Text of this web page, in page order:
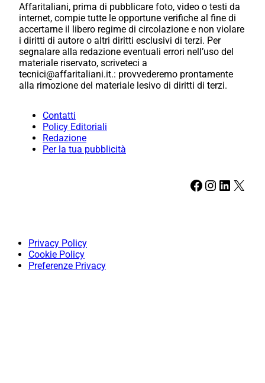
Affaritaliani, prima di pubblicare foto, video o testi da
internet, compie tutte le opportune verifiche al fine di
accertarne il libero regime di circolazione e non violare
i diritti di autore o altri diritti esclusivi di terzi. Per
segnalare alla redazione eventuali errori nell’uso del
materiale riservato, scriveteci a
tecnici@affaritaliani.it.: provvederemo prontamente
alla rimozione del materiale lesivo di diritti di terzi.
Contatti
Policy Editoriali
Redazione
Per la tua pubblicità
Facebook Instagram LinkedIn X
Privacy Policy
Cookie Policy
Preferenze Privacy